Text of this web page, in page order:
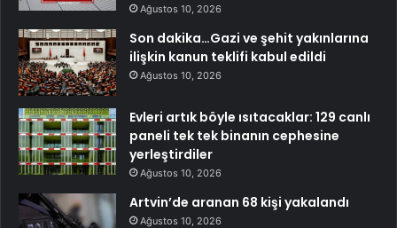
Ağustos 10, 2026
Son dakika…Gazi ve şehit yakınlarına
ilişkin kanun teklifi kabul edildi
Ağustos 10, 2026
Evleri artık böyle ısıtacaklar: 129 canlı
paneli tek tek binanın cephesine
yerleştirdiler
Ağustos 10, 2026
Artvin’de aranan 68 kişi yakalandı
Ağustos 10, 2026